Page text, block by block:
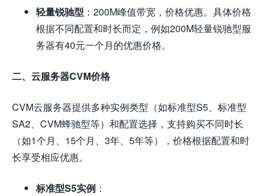
轻量锐驰型 ：200M峰值带宽，价格优惠。具体价格
根据不同配置和时长而定，例如200M轻量锐驰型服
务器有40元一个月的优惠价格。
二、云服务器CVM价格
CVM云服务器提供多种实例类型（如标准型S5、标准型
SA2、CVM蜂驰型等）和配置选择，支持购买不同时长
（如1个月、15个月、3年、5年等），价格根据配置和时
长享受相应优惠。
标准型S5实例 ：